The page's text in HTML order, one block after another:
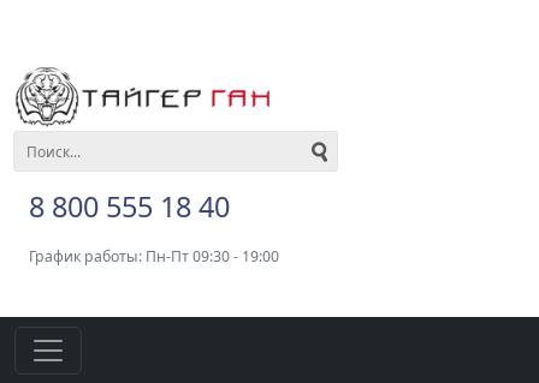
8 800 555 18 40
График работы: Пн-Пт 09:30 - 19:00